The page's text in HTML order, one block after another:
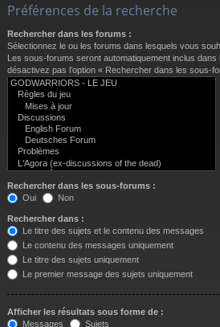
Préférences de la recherche
Rechercher dans les forums :
Sélectionnez le ou les forums dans lesquels vous
Les sous-forums seront automatiquement inclus
désactivez pas l’option « Rechercher dans les sous-
Rechercher dans les sous-forums :
Oui
Non
Rechercher dans :
Le titre des sujets et le contenu des messages
Le contenu des messages uniquement
Le titre des sujets uniquement
Le premier message des sujets uniquement
Afficher les résultats sous forme de :
Messages
Sujets